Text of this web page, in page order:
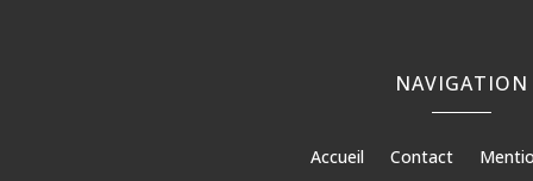
NAVIGATION
Accueil Contact